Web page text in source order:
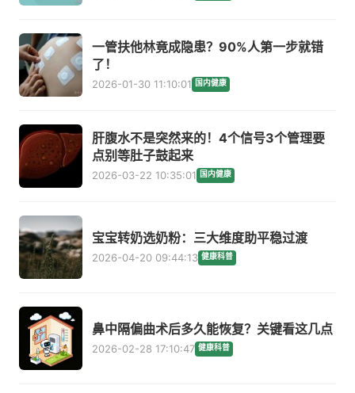
一管扶他林竟成隐患？90%人第一步就错
了！
2026-01-30 11:10:01 国内健康
肝腹水不是突然来的！4个信号3个管理要
点别等肚子鼓起来
2026-03-22 10:35:01 国内健康
宝宝转奶选奶粉：三大维度助平稳过渡
2026-04-20 09:44:13 健康科普
鼻中隔偏曲术后多久能恢复？关键看这几点
2026-02-28 17:10:47 健康科普